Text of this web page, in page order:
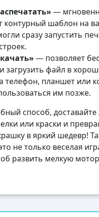
—
контурный шаблон на
сразу запустить
— позволяет
загрузить файл в
телефон, планшет или
им позже.
способ,
или краски и
в яркий шедевр!
не только веселая
развить мелкую